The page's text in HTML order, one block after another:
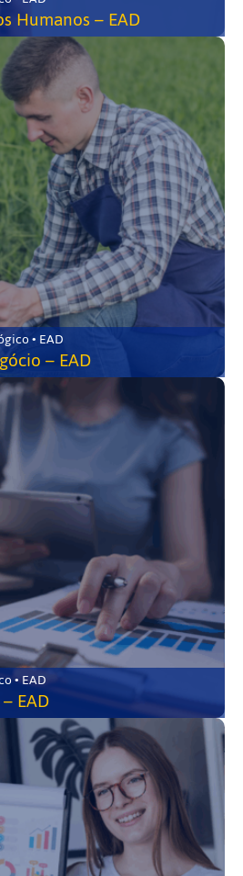
Humanos – EAD
Divinópolis-MG • Tecnológico • EAD
– EAD
• EAD
EAD